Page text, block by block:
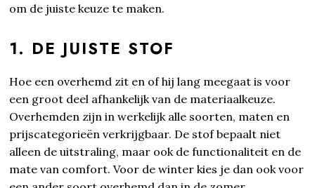
om de juiste keuze te maken.
1. DE JUISTE STOF
Hoe een overhemd zit en of hij lang meegaat is voor
een groot deel afhankelijk van de materiaalkeuze.
Overhemden zijn in werkelijk alle soorten, maten en
prijscategorieën verkrijgbaar. De stof bepaalt niet
alleen de uitstraling, maar ook de functionaliteit en de
mate van comfort. Voor de winter kies je dan ook voor